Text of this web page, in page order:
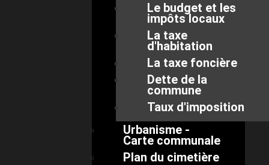
Le budget et les
impôts locaux
La taxe
d'habitation
La taxe foncière
Dette de la
commune
Taux d'imposition
Urbanisme -
Carte communale
Plan du cimetière